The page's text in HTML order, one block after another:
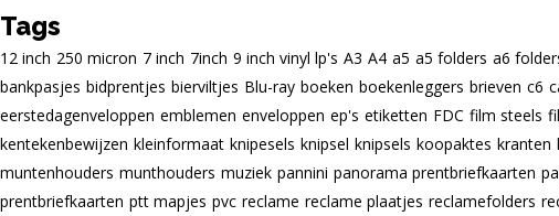
Tags
12 inch 250 micron 7 inch 7inch 9 inch vinyl lp's A3 A4 a5 a5 folders a6
bankpasjes bidprentjes bierviltjes Blu-ray boeken boekenleggers brieven c6
eerstedagenveloppen emblemen enveloppen ep's etiketten FDC film steels
kentekenbewijzen kleinformaat knipesels knipsel knipsels koopaktes kranten
muntenhouders munthouders muziek pannini panorama prentbriefkaarten
prentbriefkaarten ptt mapjes pvc reclame reclame plaatjes reclamefolders